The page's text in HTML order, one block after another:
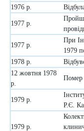
1976 р.
1977 р.
1977 р.
При
1979
1978 р.
12 жовтня 1978
р.
Помер
1979 р.
Р.Є.
1979 р.